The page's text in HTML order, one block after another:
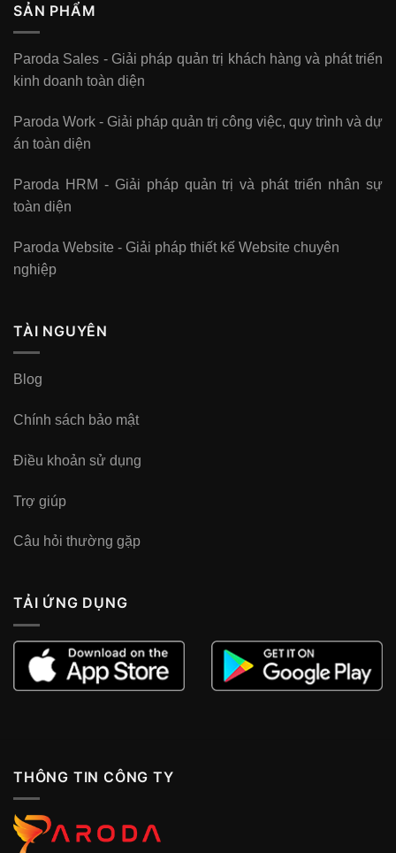
SẢN PHẨM
Paroda Sales - Giải pháp quản trị khách hàng và phát triển
kinh doanh toàn diện
Paroda Work - Giải pháp quản trị công việc, quy trình và dự
án toàn diện
Paroda HRM - Giải pháp quản trị và phát triển nhân sự
toàn diện
Paroda Website - Giải pháp thiết kế Website chuyên
nghiệp
TÀI NGUYÊN
Blog
Chính sách bảo mật
Điều khoản sử dụng
Trợ giúp
Câu hỏi thường gặp
TẢI ỨNG DỤNG
THÔNG TIN CÔNG TY